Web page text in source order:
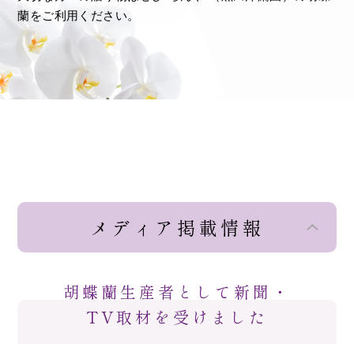
蘭をご利用ください。
メディア掲載情報
胡蝶蘭生産者として新聞・
TV取材を受けました